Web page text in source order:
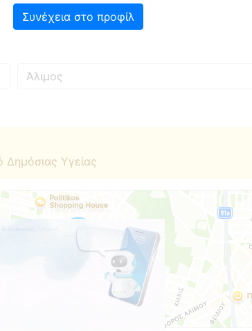
Συνέχεια στο προφίλ
Πού
Υγείας